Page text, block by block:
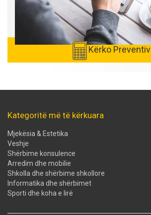
Kërko Preventiv
Kategoritë më të kërkuara
Mjekësia & Estetika
Veshje
Shërbime konsulence
Arredim dhe mobilie
Shkolla dhe shërbime shkollore
Informatika dhe shërbimet
Sporti dhe koha e lirë